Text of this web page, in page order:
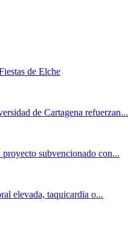
de Elche
de Cartagena refuerzan...
subvencionado con...
elevada, taquicardia o...